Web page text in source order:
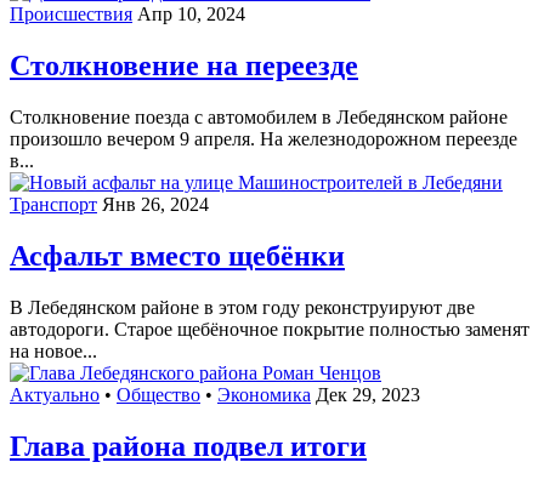
Происшествия Апр 10, 2024
Столкновение на переезде
Столкновение поезда с автомобилем в Лебедянском районе
произошло вечером 9 апреля. На железнодорожном переезде
в...
Транспорт Янв 26, 2024
Асфальт вместо щебёнки
В Лебедянском районе в этом году реконструируют две
автодороги. Старое щебёночное покрытие полностью заменят
на новое...
Актуально • Общество • Экономика Дек 29, 2023
Глава района подвел итоги